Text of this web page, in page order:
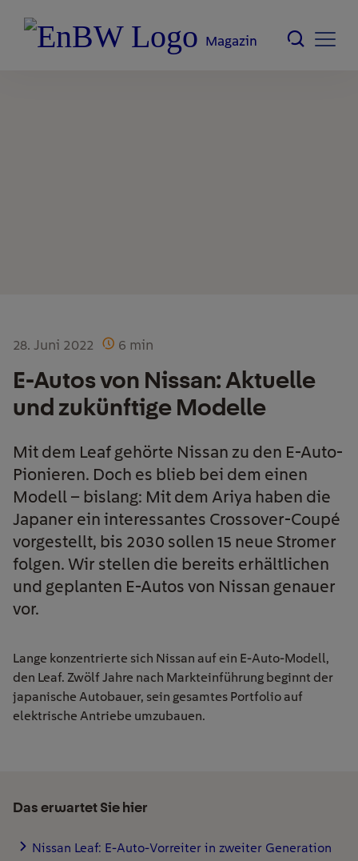
Magazin
28. Juni 2022 6 min
E-Autos von Nissan: Aktuelle
und zukünftige Modelle
Mit dem Leaf gehörte Nissan zu den E-Auto-
Pionieren. Doch es blieb bei dem einen
Modell – bislang: Mit dem Ariya haben die
Japaner ein interessantes Crossover-Coupé
vorgestellt, bis 2030 sollen 15 neue Stromer
folgen. Wir stellen die bereits erhältlichen
und geplanten E-Autos von Nissan genauer
vor.
Lange konzentrierte sich Nissan auf ein E-Auto-Modell,
den Leaf. Zwölf Jahre nach Markteinführung beginnt der
japanische Autobauer, sein gesamtes Portfolio auf
elektrische Antriebe umzubauen.
Das erwartet Sie hier
Nissan Leaf: E-Auto-Vorreiter in zweiter Generation